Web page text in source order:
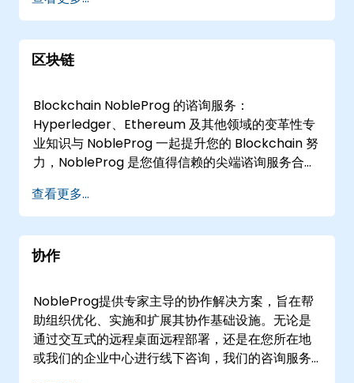
NobleProg企业中心进行现场参与。 我们的顾问与
您的领导和工程团队密切合作，建立可扩展的微服
务模式，过渡单体系统，并加速开发具有弹性的微
服务应用。通过利用深厚的行业经验，我们确保您
高效扩展并保持高性能。 微服务，也称为微服务架
构，是现代软件战略的关键组成部分。NobleProg
作为您的本地合作伙伴，提供成功应对这一转型所
需的战略专业知识。
区块链
Blockchain NobleProg 的谘询服务：
Hyperledger、Ethereum 及其他领域的变革性专
业知识与 NobleProg 一起提升您的 Blockchain 努
力，NobleProg 是您值得信赖的尖端谘询服务合作
领域拥有无与伦比的专业知识，确保为您的数字化
转型之旅提供量身定制的解决方案。我们的专长：
Hyperledger 谘询：在我们的专家指导下，利用
Hyperledger 技术的强大功能，涵盖 Fabric、
Iroha、Ursa 和 Avalon。Ethereum 解决方案：
与我们的 Ethereum 专家一起推动创新和效率，提
供 Ethereum 开发、Smart Contracts、
Ethereum 虚拟机 （EVM） 和去中心化应用程式
（DApp） 方面的专业知识。Smart Contracts 优
查看更多...
协作
NobleProg提供专家主导的协作解决方案，旨在帮
助组织优化、实施和扩展其协作基础设施。无论是
通过交互式的远程桌面远程部署，还是在您所在地
或我们的企业中心进行线下咨询，我们的咨询服务